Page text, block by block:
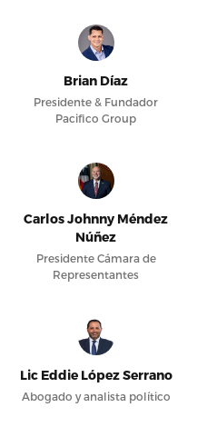
Brian Díaz
Presidente & Fundador
Pacifico Group
Carlos Johnny Méndez
Núñez
Presidente Cámara de
Representantes
Lic Eddie López Serrano
Abogado y analista político